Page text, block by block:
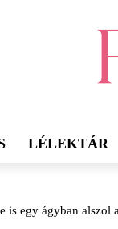
LÉLEKTÁR
is egy ágyban alszol